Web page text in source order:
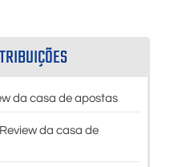
da casa de apostas
da casa de